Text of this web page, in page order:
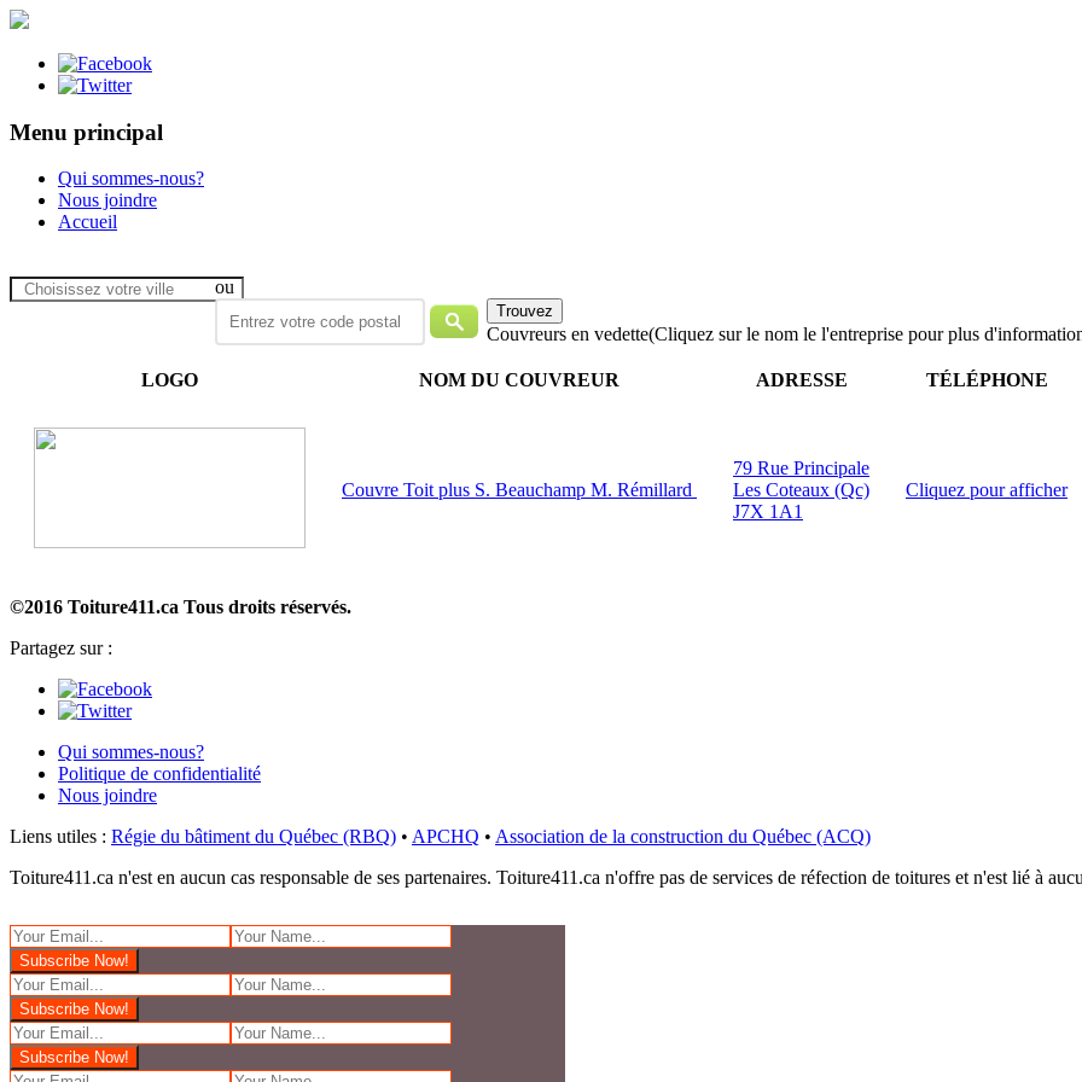
Menu principal
Qui sommes-nous?
Nous joindre
Accueil
ou
Couvreurs en vedette(Cliquez sur le nom le l'entreprise pour plus
LOGO NOM DU COUVREUR ADRESSE TÉLÉPHONE
Couvre Toit plus S. Beauchamp M. Rémillard
79 Rue Principale
Les Coteaux (Qc)
J7X 1A1
Cliquez pour afficher
©2016 Toiture411.ca Tous droits réservés.
Partagez sur :
Qui sommes-nous?
Politique de confidentialité
Nous joindre
Liens utiles : Régie du bâtiment du Québec (RBQ) • APCHQ • Association de la construction du Québec (ACQ)
Toiture411.ca n'est en aucun cas responsable de ses partenaires. Toiture411.ca n'offre pas de services de réfection de toitures et n'est lié à